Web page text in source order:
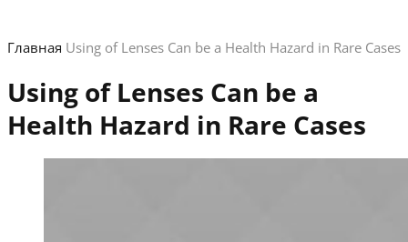
Главная Using of Lenses Can be a Health Hazard in Rare Cases
Using of Lenses Can be a
Health Hazard in Rare Cases